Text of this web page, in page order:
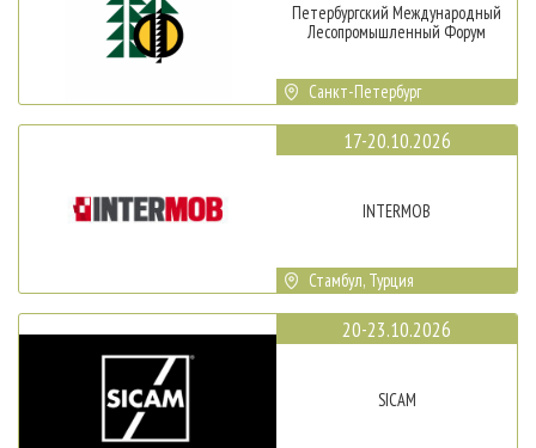
Петербургский Международный
Лесопромышленный Форум
Санкт-Петербург
17-20.10.2026
INTERMOB
Стамбул, Турция
20-23.10.2026
SICAM